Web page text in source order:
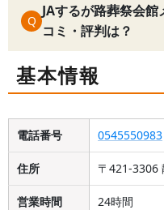
Q
JAするが路葬祭会
コミ・評判は？
基本情報
電話番号 0545550983
住所 〒421-3306
営業時間 24時間